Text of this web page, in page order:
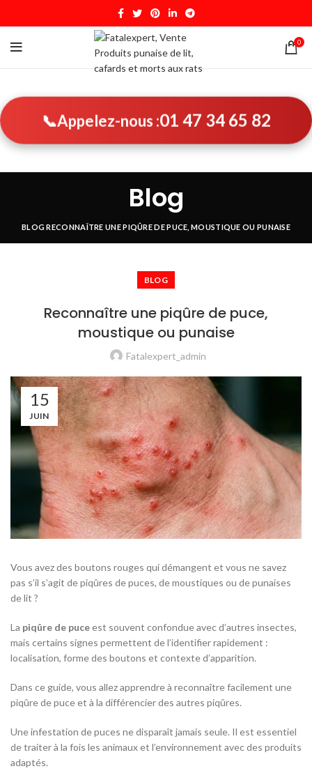
0
📞 Appelez-nous :01 47 34 65 82
Blog
BLOGRECONNAÎTRE UNE PIQÛRE DE PUCE, MOUSTIQUE OU PUNAISE
BLOG
Reconnaître une piqûre de puce,
moustique ou punaise
Fatalexpert_admin
15
JUIN
Vous avez des boutons rouges qui démangent et vous ne savez
pas s’il s’agit de piqûres de puces, de moustiques ou de punaises
de lit ?
La piqûre de puceest souvent confondue avec d’autres insectes,
mais certains signes permettent de l’identifier rapidement :
localisation, forme des boutons et contexte d’apparition.
Dans ce guide, vous allez apprendre à reconnaître facilement une
piqûre de puce et à la différencier des autres piqûres.
Une infestation de puces ne disparaît jamais seule. Il est essentiel
de traiter à la fois les animaux et l’environnement avec des produits
adaptés.